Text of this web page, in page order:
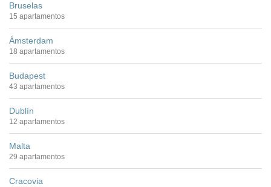
Bruselas
15 apartamentos
Ámsterdam
18 apartamentos
Budapest
43 apartamentos
Dublín
12 apartamentos
Malta
29 apartamentos
Cracovia